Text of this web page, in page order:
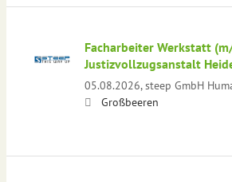
Facharbeiter Werkstatt
Justizvollzugsanstalt
05.08.2026,steep GmbH
Großbeeren